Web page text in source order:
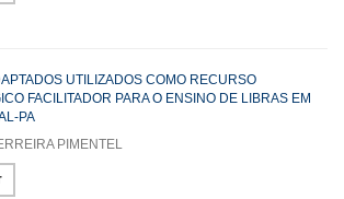
UTILIZADOS COMO RECURSO
FACILITADOR PARA O ENSINO DE LIBRAS EM
PA
PIMENTEL